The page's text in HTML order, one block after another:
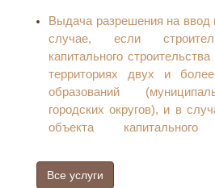
Выдача разрешения на ввод
случае, если
капитального
территориях двух и
образований
городских округов), и в
объекта капитального
расположенного на
муниципальных
районов, городских
Все услуги